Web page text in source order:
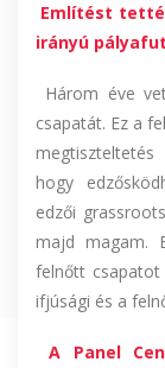
Említést
irányú
Három éve
csapatát. Ez a
hogy
edzői
majd magam.
felnőtt
ifjúsági és a
A Panel